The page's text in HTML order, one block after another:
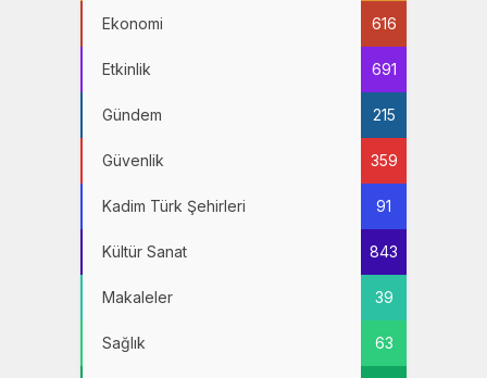
Ekonomi 616
Etkinlik 691
Gündem 215
Güvenlik 359
Kadim Türk Şehirleri 91
Kültür Sanat 843
Makaleler 39
Sağlık 63